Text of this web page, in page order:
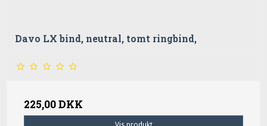
Davo LX bind, neutral, tomt ringbind,
225,00 DKK